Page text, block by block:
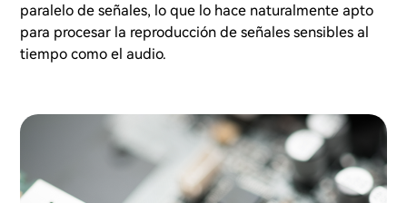
paralelo de señales, lo que lo hace naturalmente apto
para procesar la reproducción de señales sensibles al
tiempo como el audio.